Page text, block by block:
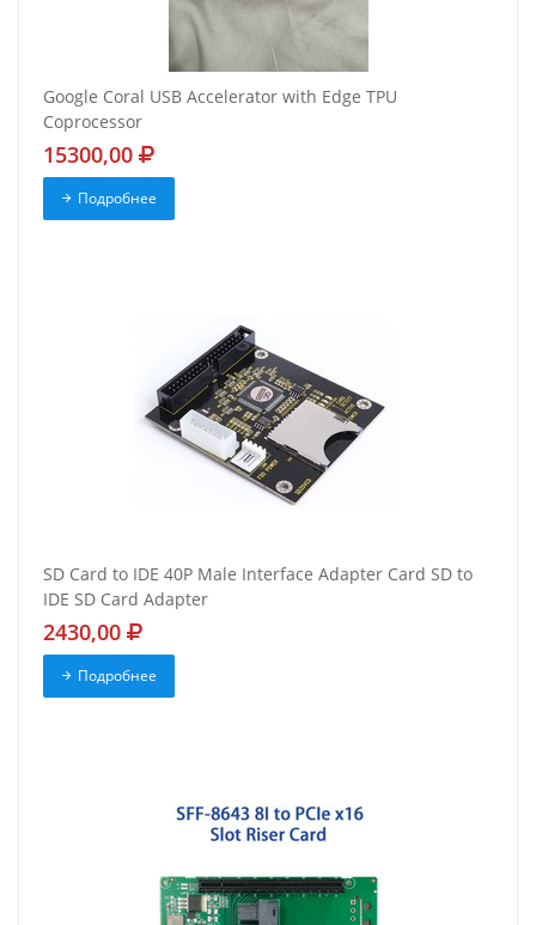
Google Coral USB Accelerator with Edge TPU
Coprocessor
15300,00
Подробнее
SD Card to IDE 40P Male Interface Adapter Card SD to
IDE SD Card Adapter
2430,00
Подробнее